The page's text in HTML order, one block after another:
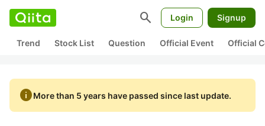
search Login Signup
Trend Stock List Question Official Event Official
infoMore than 5 years have passed since last update.